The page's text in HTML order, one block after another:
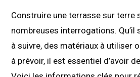
Construire une terrasse sur terre
nombreuses interrogations. Qu’il
à suivre, des matériaux à utiliser
à prévoir, il est essentiel d’avoir